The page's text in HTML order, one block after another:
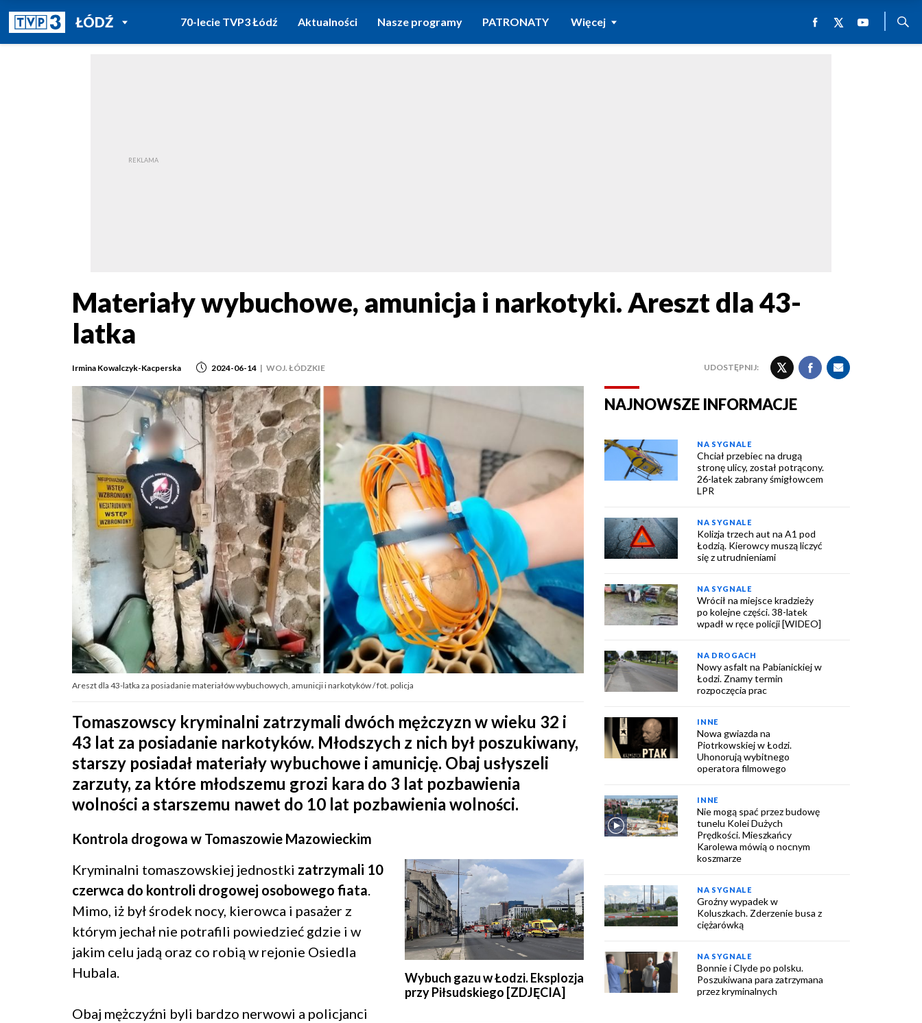
ŁÓDŹPOWRÓT DO
TVP REGIONY
70-lecie TVP3 Łódź Aktualności Nasze programy PATRONATY Więcej
Materiały wybuchowe, amunicja i narkotyki. Areszt dla 43-
latka
Irmina Kowalczyk-Kacperska 2024-06-14 | WOJ. ŁÓDZKIE UDOSTĘPNIJ:
Areszt dla 43-latka za posiadanie materiałów wybuchowych, amunicji i narkotyków / fot. policja
Tomaszowscy kryminalni zatrzymali dwóch mężczyzn w wieku 32 i
43 lat za posiadanie narkotyków. Młodszych z nich był poszukiwany,
starszy posiadał materiały wybuchowe i amunicję. Obaj usłyszeli
zarzuty, za które młodszemu grozi kara do 3 lat pozbawienia
wolności a starszemu nawet do 10 lat pozbawienia wolności.
Kontrola drogowa w Tomaszowie Mazowieckim
Wybuch gazu w Łodzi. Eksplozja
przy Piłsudskiego [ZDJĘCIA]
Kryminalni tomaszowskiej jednostki zatrzymali 10
czerwca do kontroli drogowej osobowego fiata.
Mimo, iż był środek nocy, kierowca i pasażer z
którym jechał nie potrafili powiedzieć gdzie i w
jakim celu jadą oraz co robią w rejonie Osiedla
Hubala.
Obaj mężczyźni byli bardzo nerwowi a policjanci
NAJNOWSZE INFORMACJE
NA SYGNALE
Chciał przebiec na drugą
stronę ulicy, został potrącony.
26-latek zabrany śmigłowcem
LPR
NA SYGNALE
Kolizja trzech aut na A1 pod
Łodzią. Kierowcy muszą liczyć
się z utrudnieniami
NA SYGNALE
Wrócił na miejsce kradzieży
po kolejne części. 38-latek
wpadł w ręce policji [WIDEO]
NA DROGACH
Nowy asfalt na Pabianickiej w
Łodzi. Znamy termin
rozpoczęcia prac
INNE
Nowa gwiazda na
Piotrkowskiej w Łodzi.
Uhonorują wybitnego
operatora filmowego
INNE
Nie mogą spać przez budowę
tunelu Kolei Dużych
Prędkości. Mieszkańcy
Karolewa mówią o nocnym
koszmarze
NA SYGNALE
Groźny wypadek w
Koluszkach. Zderzenie busa z
ciężarówką
NA SYGNALE
Bonnie i Clyde po polsku.
Poszukiwana para zatrzymana
przez kryminalnych